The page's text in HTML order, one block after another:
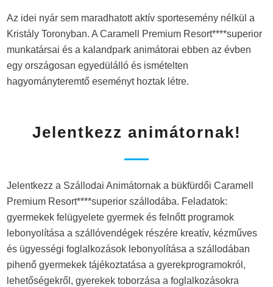
Az idei nyár sem maradhatott aktív sportesemény nélkül a
Kristály Toronyban. A Caramell Premium Resort****superior
munkatársai és a kalandpark animátorai ebben az évben
egy országosan egyedülálló és ismételten
hagyományteremtő eseményt hoztak létre.
Jelentkezz animátornak!
Jelentkezz a Szállodai Animátornak a bükfürdői Caramell
Premium Resort****superior szállodába. Feladatok:
gyermekek felügyelete gyermek és felnőtt programok
lebonyolítása a szállóvendégek részére kreatív, kézműves
és ügyességi foglalkozások lebonyolítása a szállodában
pihenő gyermekek tájékoztatása a gyerekprogramokról,
lehetőségekről, gyerekek toborzása a foglalkozásokra